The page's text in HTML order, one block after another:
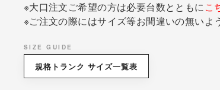
※大口注文ご希望の方は必要台数とともにこ
※ご注文の際にはサイズ等お間違いの無いよ
SIZE GUIDE
規格トランク サイズ一覧表